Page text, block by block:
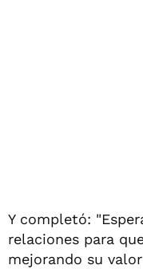
Y completó:
relaciones para
mejorando su